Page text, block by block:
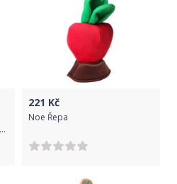
Mazlíci - Plyšové zvířátko Žralok 25cm
221 Kč
Noe Řepa